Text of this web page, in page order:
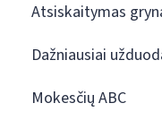
Atsiskaitymas
Dažniausiai
Mokesčių ABC